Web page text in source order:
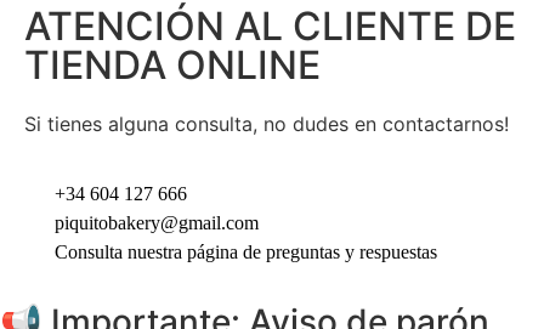
ATENCIÓN AL CLIENTE DE
TIENDA ONLINE
Si tienes alguna consulta, no dudes en contactarnos!
+34 604 127 666
piquitobakery@gmail.com
Consulta nuestra página de preguntas y respuestas